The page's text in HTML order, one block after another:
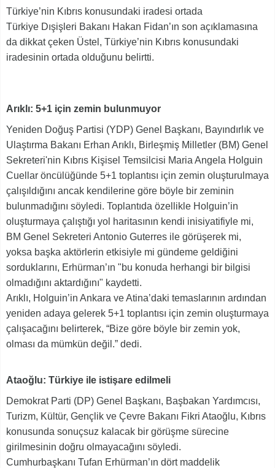
Türkiye’nin Kıbrıs konusundaki iradesi ortada
Türkiye Dışişleri Bakanı Hakan Fidan’ın son açıklamasına
da dikkat çeken Üstel, Türkiye’nin Kıbrıs konusundaki
iradesinin ortada olduğunu belirtti.
Arıklı: 5+1 için zemin bulunmuyor
Yeniden Doğuş Partisi (YDP) Genel Başkanı, Bayındırlık ve
Ulaştırma Bakanı Erhan Arıklı, Birleşmiş Milletler (BM) Genel
Sekreteri'nin Kıbrıs Kişisel Temsilcisi Maria Angela Holguin
Cuellar öncülüğünde 5+1 toplantısı için zemin oluşturulmaya
çalışıldığını ancak kendilerine göre böyle bir zeminin
bulunmadığını söyledi. Toplantıda özellikle Holguin’in
oluşturmaya çalıştığı yol haritasının kendi inisiyatifiyle mi,
BM Genel Sekreteri Antonio Guterres ile görüşerek mi,
yoksa başka aktörlerin etkisiyle mi gündeme geldiğini
sorduklarını, Erhürman’ın "bu konuda herhangi bir bilgisi
olmadığını aktardığını" kaydetti.
Arıklı, Holguin’in Ankara ve Atina’daki temaslarının ardından
yeniden adaya gelerek 5+1 toplantısı için zemin oluşturmaya
çalışacağını belirterek, “Bize göre böyle bir zemin yok,
olması da mümkün değil.” dedi.
Ataoğlu: Türkiye ile istişare edilmeli
Demokrat Parti (DP) Genel Başkanı, Başbakan Yardımcısı,
Turizm, Kültür, Gençlik ve Çevre Bakanı Fikri Ataoğlu, Kıbrıs
konusunda sonuçsuz kalacak bir görüşme sürecine
girilmesinin doğru olmayacağını söyledi.
Cumhurbaşkanı Tufan Erhürman’ın dört maddelik